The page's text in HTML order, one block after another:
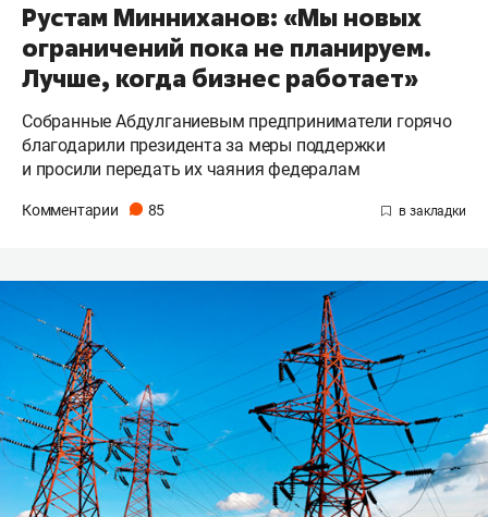
Рустам Минниханов: «Мы новых
ограничений пока не планируем.
Лучше, когда бизнес работает»
Собранные Абдулганиевым предприниматели горячо
благодарили президента за меры поддержки
и просили передать их чаяния федералам
Комментарии 85